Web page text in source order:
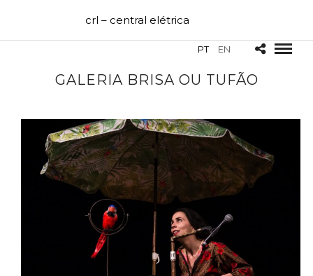
crl – central elétrica
PT EN
GALERIA BRISA OU TUFÃO